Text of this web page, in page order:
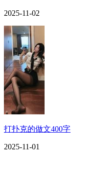
2025-11-02
打扑克的做文400字
2025-11-01